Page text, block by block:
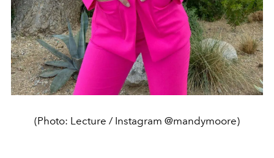
(Photo: Lecture / Instagram @mandymoore)